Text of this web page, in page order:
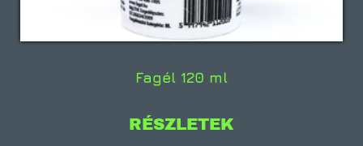
Fagél 120 ml
RÉSZLETEK